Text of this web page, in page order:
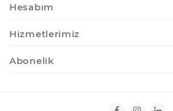
Hesabım
Hizmetlerimiz
Abonelik